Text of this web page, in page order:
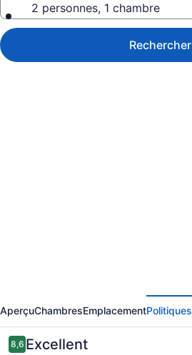
2 personnes, 1 chambre
Rechercher
Atlantis
Motel
AperçuChambresEmplacementPolitiques
Avis
8,68,6 sur 10 –
Excellent